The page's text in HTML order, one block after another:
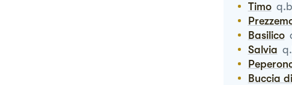
Timo
Basilico
Salvia
Buccia